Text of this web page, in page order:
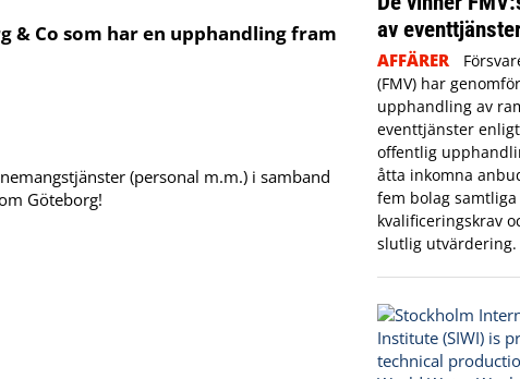
& Co som har en upphandling fram
(personal m.m.) i samband
Göteborg!
av
AFFÄRER
(FMV) har
upphandling av
eventtjänster
offentlig
åtta inkomna
fem bolag samtliga
kvalificeringskrav
slutlig utvärdering.